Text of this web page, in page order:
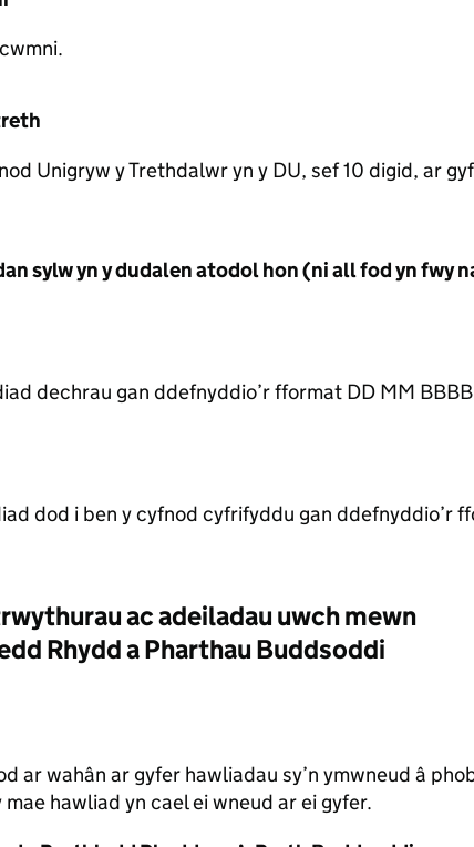
Unigryw y Trethdalwr yn y DU, sef 10 digid, ar
sylw yn y dudalen atodol hon (ni all fod yn fwy
dechrau gan ddefnyddio’r fformat DD MM
dod i ben y cyfnod cyfrifyddu gan ddefnyddio’r
ac adeiladau uwch mewn
Rhydd a Pharthau Buddsoddi
ar wahân ar gyfer hawliadau sy’n ymwneud â
hawliad yn cael ei wneud ar ei gyfer.